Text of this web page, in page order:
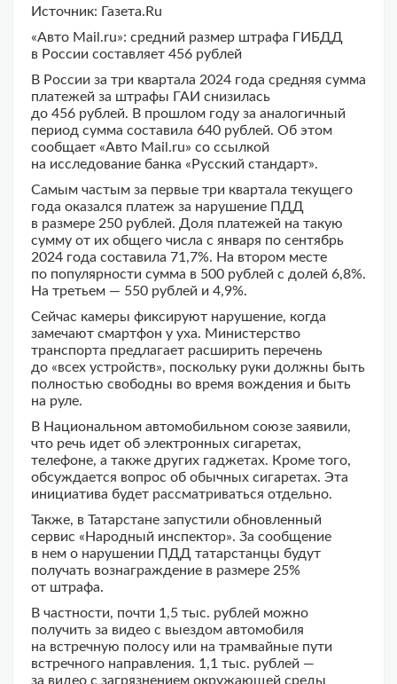
Источник: Газета.Ru
«Авто Mail.ru»: средний размер штрафа ГИБДД
в России составляет 456 рублей
В России за три квартала 2024 года средняя сумма
платежей за штрафы ГАИ снизилась
до 456 рублей. В прошлом году за аналогичный
период сумма составила 640 рублей. Об этом
сообщает «Авто Mail.ru» со ссылкой
на исследование банка «Русский стандарт».
Самым частым за первые три квартала текущего
года оказался платеж за нарушение ПДД
в размере 250 рублей. Доля платежей на такую
сумму от их общего числа с января по сентябрь
2024 года составила 71,7%. На втором месте
по популярности сумма в 500 рублей с долей 6,8%.
На третьем — 550 рублей и 4,9%.
Сейчас камеры фиксируют нарушение, когда
замечают смартфон у уха. Министерство
транспорта предлагает расширить перечень
до «всех устройств», поскольку руки должны быть
полностью свободны во время вождения и быть
на руле.
В Национальном автомобильном союзе заявили,
что речь идет об электронных сигаретах,
телефоне, а также других гаджетах. Кроме того,
обсуждается вопрос об обычных сигаретах. Эта
инициатива будет рассматриваться отдельно.
Также, в Татарстане запустили обновленный
сервис «Народный инспектор». За сообщение
в нем о нарушении ПДД татарстанцы будут
получать вознаграждение в размере 25%
от штрафа.
В частности, почти 1,5 тыс. рублей можно
получить за видео с выездом автомобиля
на встречную полосу или на трамвайные пути
встречного направления. 1,1 тыс. рублей —
за видео с загрязнением окружающей среды